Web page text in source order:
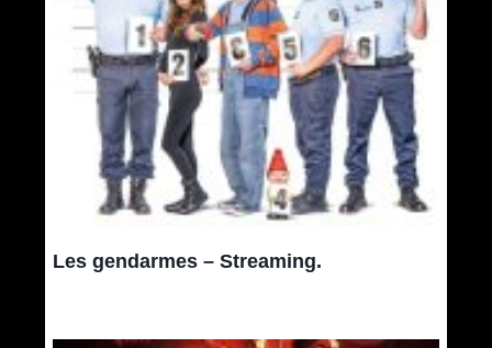
Les gendarmes – Streaming.